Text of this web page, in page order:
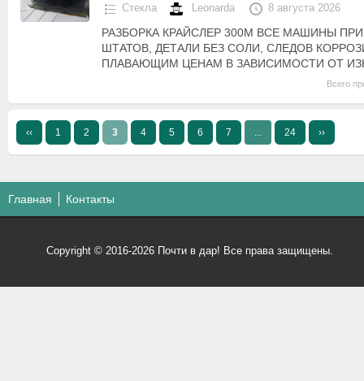
Стекла Leonarda 8 августа 2026
РАЗБОРКА КРАЙСЛЕР 300М ВСЕ МАШИНЫ
ШТАТОВ, ДЕТАЛИ БЕЗ СОЛИ, СЛЕДОВ
ПЛАВАЮЩИМ ЦЕНАМ В ЗАВИСИМОСТИ ОТ
Всего
‹‹ 1 2 3 4 5 6 7 ... 24 ››
Главная Контакты
Copyright © 2016-2026 Почти в дар! Все права защищены.